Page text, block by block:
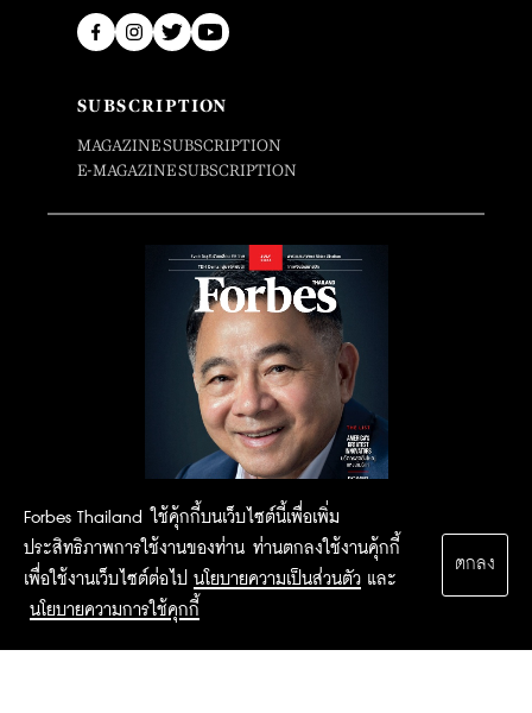
Forbes Thailand ใช้คุ้กกี้บนเว็บไซต์นี้เพื่อเพิ่ม
ประสิทธิภาพการใช้งานของท่าน ท่านตกลงใช้งานคุ้กกี้
เพื่อใช้งานเว็บไซต์ต่อไป นโยบายความเป็นส่วนตัว และ
นโยบายความการใช้คุกกี้
ตกลง
SUBSCRIPTION
MAGAZINE SUBSCRIPTION
E-MAGAZINE SUBSCRIPTION
2015 Forbesthailand.com ALL RIGHTS RESERVED